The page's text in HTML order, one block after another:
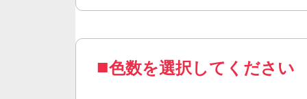
色数を選択してください